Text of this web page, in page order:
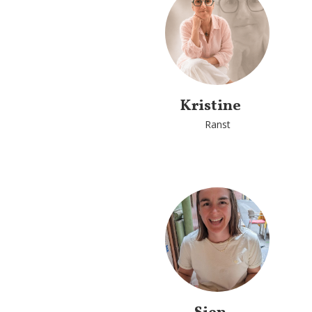
Kristine
Ranst